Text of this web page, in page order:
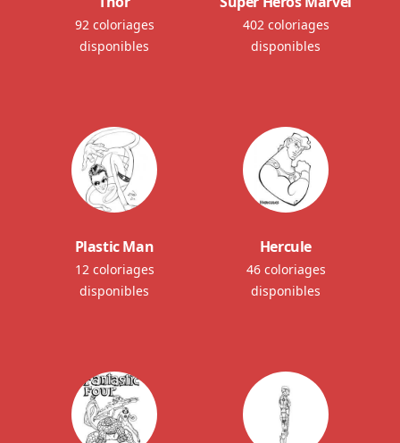
92 coloriages
disponibles
402 coloriages
disponibles
Plastic Man
12 coloriages
disponibles
Hercule
46 coloriages
disponibles